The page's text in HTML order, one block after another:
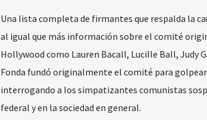
Una lista completa de firmantes que respalda la
al igual que más información sobre el comité
Hollywood como Lauren Bacall, Lucille Ball, Judy
Fonda fundó originalmente el comité para
interrogando a los simpatizantes comunistas
federal y en la sociedad en general.